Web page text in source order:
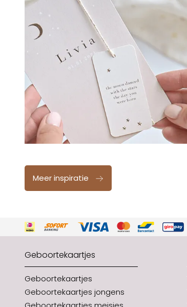
Meer inspiratie
Geboortekaartjes
Geboortekaartjes
Geboortekaartjes jongens